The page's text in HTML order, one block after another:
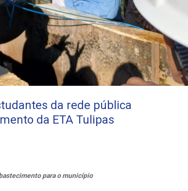
da rede pública
da ETA Tulipas
para o município